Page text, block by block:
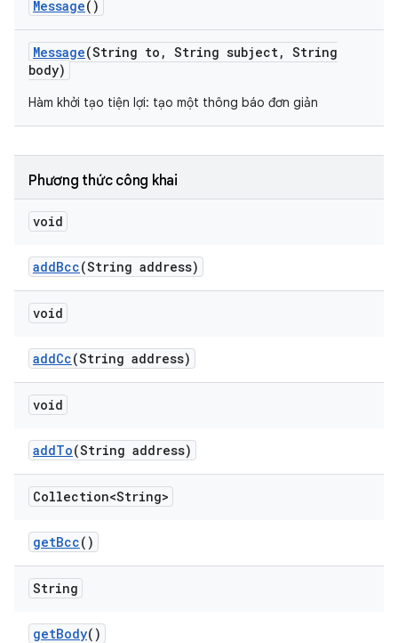
Message()
Message(String to , String subject, String
body)
Hàm khởi tạo tiện lợi: tạo một thông báo đơn giản
Phương thức công khai
void
addBcc(String address)
void
addCc(String address)
void
addTo(String address)
Collection<String>
getBcc()
String
getBody()